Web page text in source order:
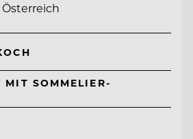
MIT SOMMELIER-